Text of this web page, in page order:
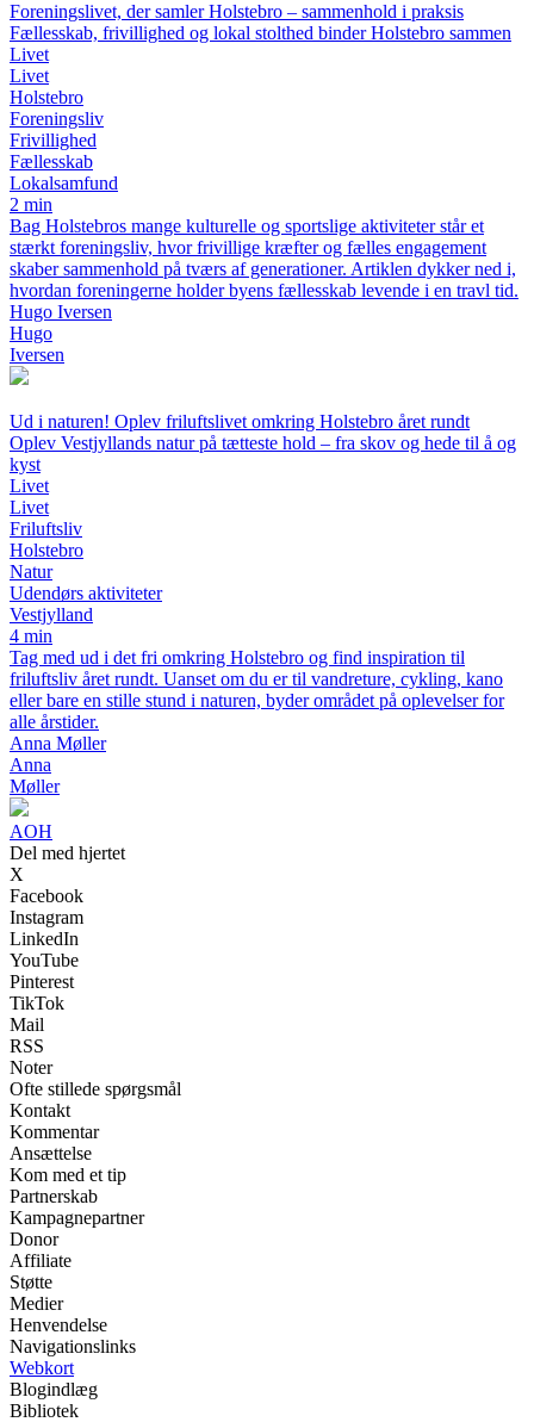
Foreningslivet, der samler Holstebro – sammenhold i praksis
Fællesskab, frivillighed og lokal stolthed binder Holstebro sammen
Livet
Livet
Holstebro
Foreningsliv
Frivillighed
Fællesskab
Lokalsamfund
2 min
Bag Holstebros mange kulturelle og sportslige aktiviteter står et
stærkt foreningsliv, hvor frivillige kræfter og fælles engagement
skaber sammenhold på tværs af generationer. Artiklen dykker ned i,
hvordan foreningerne holder byens fællesskab levende i en travl tid.
Hugo Iversen
Hugo
Iversen
Ud i naturen! Oplev friluftslivet omkring Holstebro året rundt
Oplev Vestjyllands natur på tætteste hold – fra skov og hede til å og
kyst
Livet
Livet
Friluftsliv
Holstebro
Natur
Udendørs aktiviteter
Vestjylland
4 min
Tag med ud i det fri omkring Holstebro og find inspiration til
friluftsliv året rundt. Uanset om du er til vandreture, cykling, kano
eller bare en stille stund i naturen, byder området på oplevelser for
alle årstider.
Anna Møller
Anna
Møller
AOH
Del med hjertet
X
Facebook
Instagram
LinkedIn
YouTube
Pinterest
TikTok
Mail
RSS
Noter
Ofte stillede spørgsmål
Kontakt
Kommentar
Ansættelse
Kom med et tip
Partnerskab
Kampagnepartner
Donor
Affiliate
Støtte
Medier
Henvendelse
Navigationslinks
Webkort
Blogindlæg
Bibliotek